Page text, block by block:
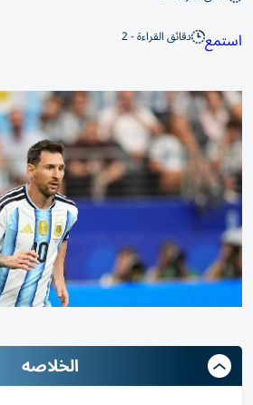
استمع دقائق القراءة - 2
الخلاصه